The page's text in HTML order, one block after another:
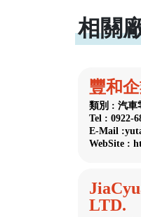
相關
豐和
類別 : 汽車
Tel : 0922-
E-Mail
WebSite :
LTD.